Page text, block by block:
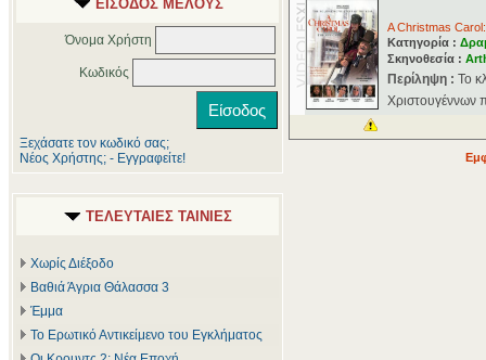
ΕΙΣΟΔΟΣ ΜΕΛΟΥΣ
Όνομα Χρήστη
Κωδικός
Ξεχάσατε τον κωδικό σας;
Νέος Χρήστης; - Εγγραφείτε!
ΤΕΛΕΥΤΑΙΕΣ ΤΑΙΝΙΕΣ
Χωρίς Διέξοδο
Βαθιά Άγρια Θάλασσα 3
Έμμα
Το Ερωτικό Αντικείμενο του Εγκλήματος
A Christmas
Κατηγορία :
Σκηνοθεσία :
Περίληψη : Το
Χριστουγέννων